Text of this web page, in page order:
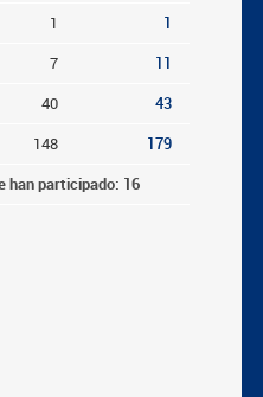
1 1
7 11
40 43
148 179
han participado: 16